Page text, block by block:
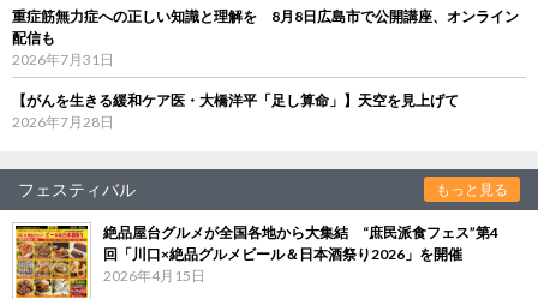
重症筋無力症への正しい知識と理解を 8月8日広島市で公開講座、オンライン
配信も
2026年7月31日
【がんを生きる緩和ケア医・大橋洋平「足し算命」】天空を見上げて
2026年7月28日
フェスティバル もっと見る
絶品屋台グルメが全国各地から大集結 “庶民派食フェス”第4
回「川口×絶品グルメビール＆日本酒祭り2026」を開催
2026年4月15日